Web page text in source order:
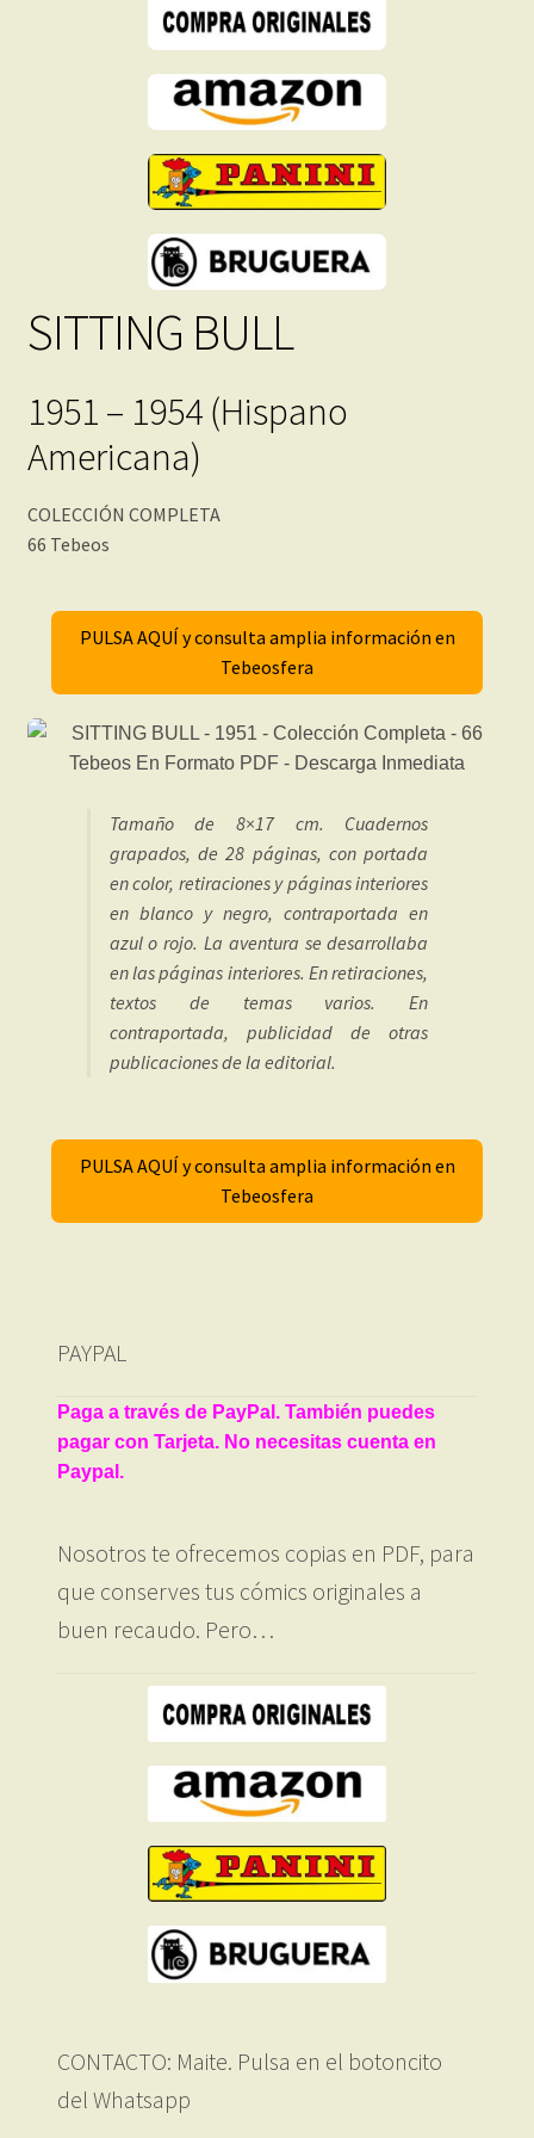
SITTING BULL
1951 – 1954 (Hispano
Americana)
COLECCIÓN COMPLETA
66 Tebeos
PULSA AQUÍ y consulta amplia información en
Tebeosfera
Tamaño de 8×17 cm. Cuadernos
grapados, de 28 páginas, con portada
en color, retiraciones y páginas interiores
en blanco y negro, contraportada en
azul o rojo. La aventura se desarrollaba
en las páginas interiores. En retiraciones,
textos de temas varios. En
contraportada, publicidad de otras
publicaciones de la editorial.
PULSA AQUÍ y consulta amplia información en
Tebeosfera
PAYPAL
Paga a través de PayPal. También puedes
pagar con Tarjeta. No necesitas cuenta en
Paypal.
Nosotros te ofrecemos copias en PDF, para
que conserves tus cómics originales a
buen recaudo. Pero…
CONTACTO: Maite. Pulsa en el botoncito
del Whatsapp